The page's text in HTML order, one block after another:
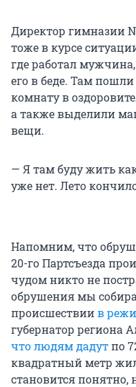
Директор гимназии
тоже в курсе
где работал
его в беде. Там
комнату в
а также выделили
вещи.
— Я там буду жить
уже нет. Лето
Напомним, что
20-го Партсъезда
чудом никто не
обрушения мы
происшествиив
губернатор региона
что людям дадутпо
квадратный метр
становится понятно,